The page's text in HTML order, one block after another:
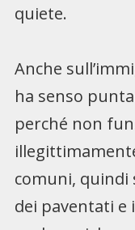
quiete.
Anche
ha senso
perché non
comuni, quindi
dei paventati e